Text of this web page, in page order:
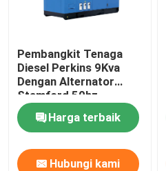
Pembangkit Tenaga
Diesel Perkins 9Kva
Dengan Alternator
Stamford 50hz
1500rpm
Harga terbaik
Hubungi kami